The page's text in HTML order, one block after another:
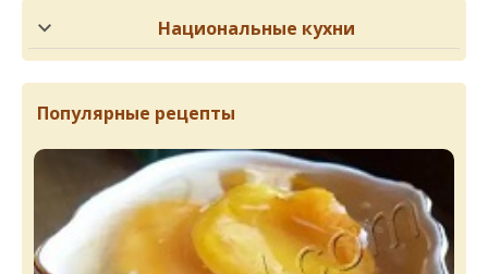
Национальные кухни
Популярные рецепты